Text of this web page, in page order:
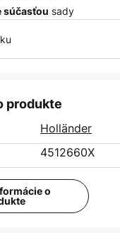
súčasťou sady
produkte
Holländer
4512660X
o